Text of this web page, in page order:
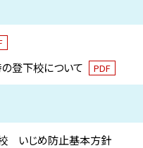
の登下校について PDF
いじめ防止基本方針